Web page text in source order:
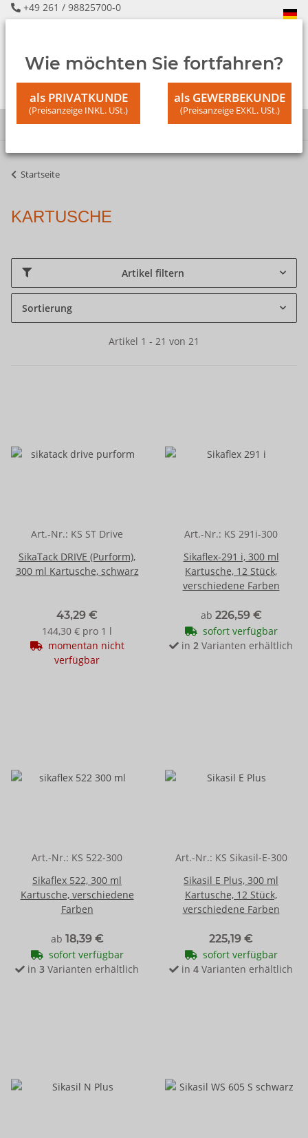
+49 261 / 98825700-0
Startseite
KARTUSCHE
Artikel filtern
Sortierung
Artikel 1 - 21 von 21
Art.-Nr.: KS ST Drive
SikaTack DRIVE (Purform),
300 ml Kartusche, schwarz
43,29 €
144,30 € pro 1 l
momentan nicht
verfügbar
Art.-Nr.: KS 291i-300
Sikaflex-291 i, 300 ml
Kartusche, 12 Stück,
verschiedene Farben
ab 226,59 €
sofort verfügbar
in 2 Varianten erhältlich
Art.-Nr.: KS 522-300
Sikaflex 522, 300 ml
Kartusche, verschiedene
Farben
ab 18,39 €
sofort verfügbar
in 3 Varianten erhältlich
Art.-Nr.: KS Sikasil-E-300
Sikasil E Plus, 300 ml
Kartusche, 12 Stück,
verschiedene Farben
225,19 €
sofort verfügbar
in 4 Varianten erhältlich
Wie möchten Sie fortfahren?
als PRIVATKUNDE
(Preisanzeige INKL. USt.)
als GEWERBEKUNDE
(Preisanzeige EXKL. USt.)